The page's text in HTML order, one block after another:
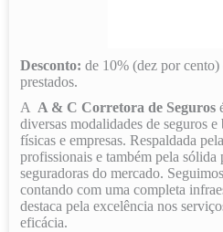
Desconto: de 10% (dez por
prestados.
A A & C Corretora de Seguros
diversas modalidades de seguros e
físicas e empresas. Respaldada
profissionais e também pela sólida
seguradoras do mercado.
contando com uma completa
destaca pela excelência nos
eficácia.